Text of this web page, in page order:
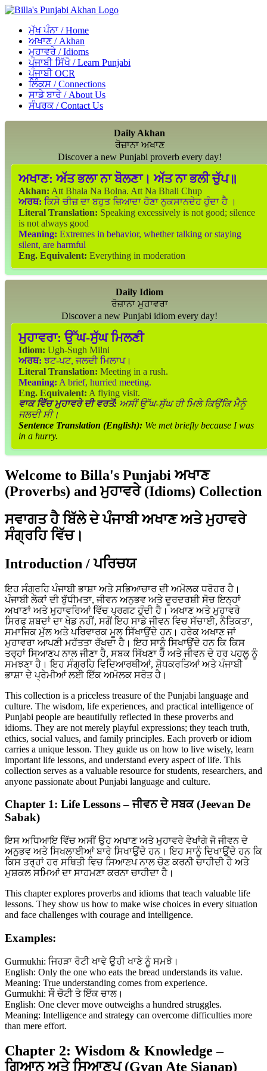
ਮੁੱਖ ਪੰਨਾ / Home
ਅਖਾਣ / Akhan
ਮੁਹਾਵਰੇ / Idioms
ਪੰਜਾਬੀ ਸਿੱਖੋ / Learn Punjabi
ਪੰਜਾਬੀ OCR
ਲਿੰਕਸ / Connections
ਸਾਡੇ ਬਾਰੇ / About Us
ਸੰਪਰਕ / Contact Us
Daily Akhan
ਰੋਜ਼ਾਨਾ ਅਖਾਣ
Discover a new Punjabi proverb every day!
ਅਖਾਣ: ਅੱਤ ਭਲਾ ਨਾ ਬੋਲਣਾ। ਅੱਤ ਨਾ ਭਲੀ ਚੁੱਪ॥
Akhan: Att Bhala Na Bolna. Att Na Bhali Chup
ਅਰਥ: ਕਿਸੇ ਚੀਜ਼ ਦਾ ਬਹੁਤ ਜ਼ਿਆਦਾ ਹੋਣਾ ਨੁਕਸਾਨਦੇਹ ਹੁੰਦਾ ਹੈ ।
Literal Translation: Speaking excessively is not good; silence
is not always good
Meaning: Extremes in behavior, whether talking or staying
silent, are harmful
Eng. Equivalent: Everything in moderation
Daily Idiom
ਰੋਜ਼ਾਨਾ ਮੁਹਾਵਰਾ
Discover a new Punjabi idiom every day!
ਮੁਹਾਵਰਾ: ਉੱਘ-ਸੁੱਘ ਮਿਲਣੀ
Idiom: Ugh-Sugh Milni
ਅਰਥ: ਝਟ-ਪਟ, ਜਲਦੀ ਮਿਲਾਪ।
Literal Translation: Meeting in a rush.
Meaning: A brief, hurried meeting.
Eng. Equivalent: A flying visit.
ਵਾਕ ਵਿੱਚ ਮੁਹਾਵਰੇ ਦੀ ਵਰਤੋਂ: ਅਸੀਂ ਉੱਘ-ਸੁੱਘ ਹੀ ਮਿਲੇ ਕਿਉਂਕਿ ਮੈਨੂੰ
ਜਲਦੀ ਸੀ।
Sentence Translation (English): We met briefly because I was
in a hurry.
Welcome to Billa's Punjabi ਅਖਾਣ
(Proverbs) and ਮੁਹਾਵਰੇ (Idioms) Collection
ਸਵਾਗਤ ਹੈ ਬਿੱਲੇ ਦੇ ਪੰਜਾਬੀ ਅਖਾਣ ਅਤੇ ਮੁਹਾਵਰੇ
ਸੰਗ੍ਰਹਿ ਵਿੱਚ।
Introduction / ਪਰਿਚਯ
ਇਹ ਸੰਗ੍ਰਹਿ ਪੰਜਾਬੀ ਭਾਸ਼ਾ ਅਤੇ ਸਭਿਆਚਾਰ ਦੀ ਅਮੋਲਕ ਧਰੋਹਰ ਹੈ।
ਪੰਜਾਬੀ ਲੋਕਾਂ ਦੀ ਬੁੱਧੀਮਤਾ, ਜੀਵਨ ਅਨੁਭਵ ਅਤੇ ਦੂਰਦਰਸ਼ੀ ਸੋਚ ਇਨ੍ਹਾਂ
ਅਖਾਣਾਂ ਅਤੇ ਮੁਹਾਵਰਿਆਂ ਵਿੱਚ ਪ੍ਰਗਟ ਹੁੰਦੀ ਹੈ। ਅਖਾਣ ਅਤੇ ਮੁਹਾਵਰੇ
ਸਿਰਫ ਸ਼ਬਦਾਂ ਦਾ ਖੇਡ ਨਹੀਂ, ਸਗੋਂ ਇਹ ਸਾਡੇ ਜੀਵਨ ਵਿਚ ਸੱਚਾਈ, ਨੈਤਿਕਤਾ,
ਸਮਾਜਿਕ ਮੁੱਲ ਅਤੇ ਪਰਿਵਾਰਕ ਮੂਲ ਸਿੱਖਾਉਂਦੇ ਹਨ। ਹਰੇਕ ਅਖਾਣ ਜਾਂ
ਮੁਹਾਵਰਾ ਆਪਣੀ ਮਹੱਤਤਾ ਰੱਖਦਾ ਹੈ। ਇਹ ਸਾਨੂੰ ਸਿਖਾਉਂਦੇ ਹਨ ਕਿ ਕਿਸ
ਤਰ੍ਹਾਂ ਸਿਆਣਪ ਨਾਲ ਜੀਣਾ ਹੈ, ਸਬਕ ਸਿੱਖਣਾ ਹੈ ਅਤੇ ਜੀਵਨ ਦੇ ਹਰ ਪਹਲੂ ਨੂੰ
ਸਮਝਣਾ ਹੈ। ਇਹ ਸੰਗ੍ਰਹਿ ਵਿਦਿਆਰਥੀਆਂ, ਸ਼ੋਧਕਰਤਿਆਂ ਅਤੇ ਪੰਜਾਬੀ
ਭਾਸ਼ਾ ਦੇ ਪ੍ਰੇਮੀਆਂ ਲਈ ਇੱਕ ਅਮੋਲਕ ਸਰੋਤ ਹੈ।
This collection is a priceless treasure of the Punjabi language and
culture. The wisdom, life experiences, and practical intelligence of
Punjabi people are beautifully reflected in these proverbs and
idioms. They are not merely playful expressions; they teach truth,
ethics, social values, and family principles. Each proverb or idiom
carries a unique lesson. They guide us on how to live wisely, learn
important life lessons, and understand every aspect of life. This
collection serves as a valuable resource for students, researchers, and
anyone passionate about Punjabi language and culture.
Chapter 1: Life Lessons – ਜੀਵਨ ਦੇ ਸਬਕ (Jeevan De
Sabak)
ਇਸ ਅਧਿਆਇ ਵਿੱਚ ਅਸੀਂ ਉਹ ਅਖਾਣ ਅਤੇ ਮੁਹਾਵਰੇ ਵੇਖਾਂਗੇ ਜੋ ਜੀਵਨ ਦੇ
ਅਨੁਭਵ ਅਤੇ ਸਿਖਲਾਈਆਂ ਬਾਰੇ ਸਿਖਾਉਂਦੇ ਹਨ। ਇਹ ਸਾਨੂੰ ਦਿਖਾਉਂਦੇ ਹਨ ਕਿ
ਕਿਸ ਤਰ੍ਹਾਂ ਹਰ ਸਥਿਤੀ ਵਿਚ ਸਿਆਣਪ ਨਾਲ ਚੋਣ ਕਰਨੀ ਚਾਹੀਦੀ ਹੈ ਅਤੇ
ਮੁਸ਼ਕਲ ਸਮਿਆਂ ਦਾ ਸਾਹਮਣਾ ਕਰਨਾ ਚਾਹੀਦਾ ਹੈ।
This chapter explores proverbs and idioms that teach valuable life
lessons. They show us how to make wise choices in every situation
and face challenges with courage and intelligence.
Examples:
Gurmukhi: ਜਿਹੜਾ ਰੋਟੀ ਖਾਵੇ ਉਹੀ ਖਾਣੇ ਨੂੰ ਸਮਝੇ।
English: Only the one who eats the bread understands its value.
Meaning: True understanding comes from experience.
Gurmukhi: ਸੌ ਚੋਟੀ ਤੇ ਇੱਕ ਚਾਲ।
English: One clever move outweighs a hundred struggles.
Meaning: Intelligence and strategy can overcome difficulties more
than mere effort.
Chapter 2: Wisdom & Knowledge –
ਗਿਆਨ ਅਤੇ ਸਿਆਣਪ (Gyan Ate Sianap)